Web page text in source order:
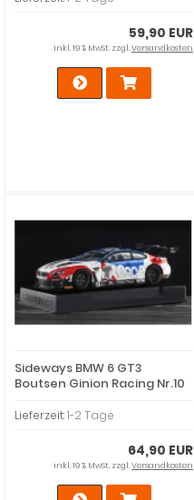
59,90 EUR
inkl. 19 % MwSt. zzgl.Versandkosten
Sideways BMW 6 GT3
Boutsen Ginion Racing Nr.10
Lieferzeit:1-2 Tage
64,90 EUR
inkl. 19 % MwSt. zzgl.Versandkosten